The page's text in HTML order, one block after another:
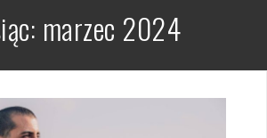
marzec 2024